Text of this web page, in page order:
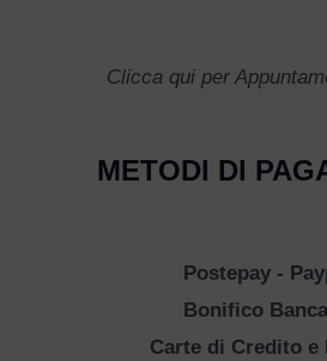
Clicca qui per
METODI DI
Postepay -
Bonifico
Carte di Credito e